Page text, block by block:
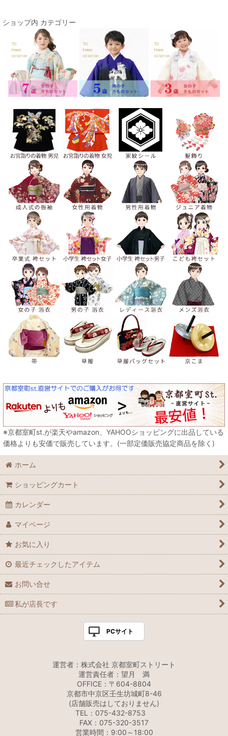
ショップ内 カテゴリー
※京都室町st.が楽天やamazon、YAHOOショッピングに出品している
価格よりも安価で販売しています。(一部定価販売協定商品を除く)
ホーム
ショッピングカート
カレンダー
マイページ
お気に入り
最近チェックしたアイテム
お問い合せ
私が店長です
PCサイト
運営者：株式会社 京都室町ストリート
運営責任者：望月 満
OFFICE：〒604-8804
京都市中京区壬生坊城町8-46
(店舗販売はしておりません)
TEL：075-432-8753
FAX：075-320-3517
営業時間：9:00～18:00